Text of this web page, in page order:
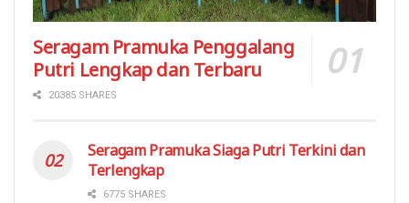
Seragam Pramuka Penggalang
Putri Lengkap dan Terbaru
20385 SHARES
Seragam Pramuka Siaga Putri Terkini dan
Terlengkap
6775 SHARES